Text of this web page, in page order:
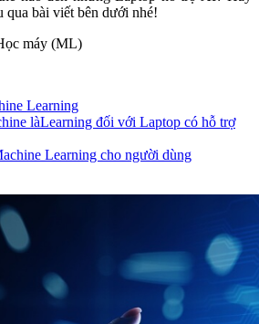
bài viết bên dưới nhé!
máy (ML)
Learning
làLearning đối với Laptop có hỗ trợ
Learning cho người dùng